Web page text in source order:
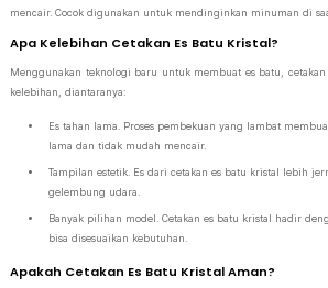
mencair. Cocok digunakan untuk mendinginkan minuman di
Apa Kelebihan Cetakan Es Batu Kristal?
Menggunakan teknologi baru untuk membuat es batu,
kelebihan, diantaranya:
Es tahan lama. Proses pembekuan yang lambat
lama dan tidak mudah mencair.
Tampilan estetik. Es dari cetakan es batu kristal lebih
gelembung udara.
Banyak pilihan model. Cetakan es batu kristal hadir
bisa disesuaikan kebutuhan.
Apakah Cetakan Es Batu Kristal Aman?